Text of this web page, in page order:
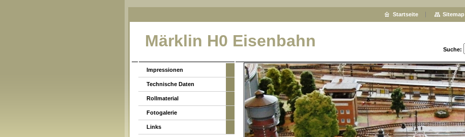
Märklin H0 Eisenbahn Suche:
Impressionen
Technische Daten
Rollmaterial
Fotogalerie
Links
Startseite Sitemap